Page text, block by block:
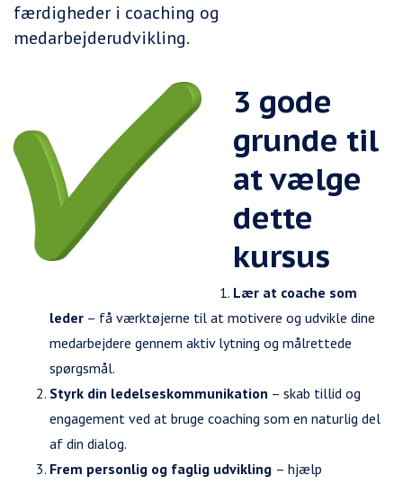
færdigheder i coaching og
medarbejderudvikling.
3 gode
grunde til
at vælge
dette
kursus
Lær at coache som
leder – få værktøjerne til at motivere og udvikle dine
medarbejdere gennem aktiv lytning og målrettede
spørgsmål.
Styrk din ledelseskommunikation – skab tillid og
engagement ved at bruge coaching som en naturlig del
af din dialog.
Frem personlig og faglig udvikling – hjælp